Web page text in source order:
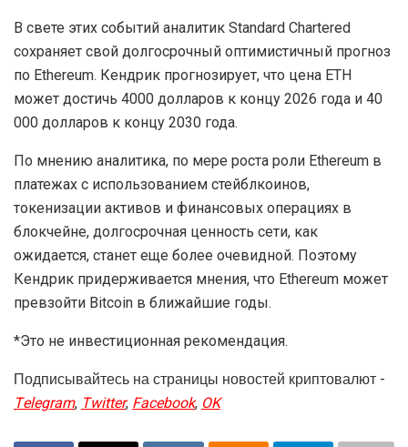
В свете этих событий аналитик Standard Chartered
сохраняет свой долгосрочный оптимистичный прогноз
по Ethereum. Кендрик прогнозирует, что цена ETH
может достичь 4000 долларов к концу 2026 года и 40
000 долларов к концу 2030 года.
По мнению аналитика, по мере роста роли Ethereum в
платежах с использованием стейблкоинов,
токенизации активов и финансовых операциях в
блокчейне, долгосрочная ценность сети, как
ожидается, станет еще более очевидной. Поэтому
Кендрик придерживается мнения, что Ethereum может
превзойти Bitcoin в ближайшие годы.
*Это не инвестиционная рекомендация.
Подписывайтесь на страницы новостей криптовалют -
Telegram,Twitter,Facebook,OK